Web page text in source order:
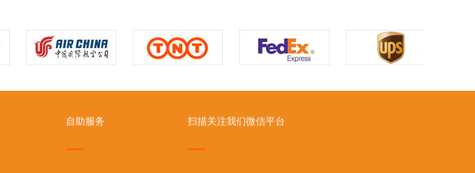
自助服务 扫描关注我们微信平台